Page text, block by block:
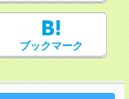
ブックマーク